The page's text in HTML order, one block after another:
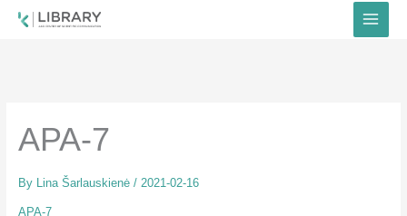
APA-7
By Lina Šarlauskienė / 2021-02-16
APA-7